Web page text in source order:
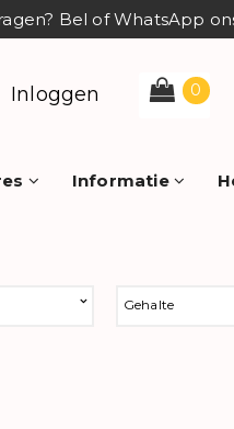
Bel of WhatsApp
Inloggen 0
Informatie
Gehalte